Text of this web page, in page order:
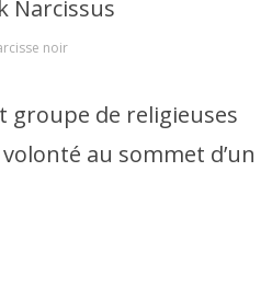
noir
groupe de religieuses
au sommet d’un